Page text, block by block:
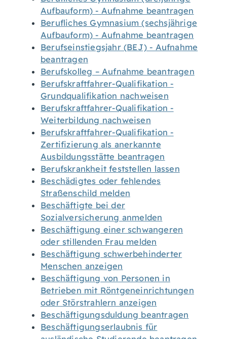
Aufbauform) - Aufnahme beantragen
Berufliches Gymnasium (sechsjährige
Aufbauform) - Aufnahme beantragen
Berufseinstiegsjahr (BEJ) - Aufnahme
beantragen
Berufskolleg – Aufnahme beantragen
Berufskraftfahrer-Qualifikation -
Grundqualifikation nachweisen
Berufskraftfahrer-Qualifikation -
Weiterbildung nachweisen
Berufskraftfahrer-Qualifikation -
Zertifizierung als anerkannte
Ausbildungsstätte beantragen
Berufskrankheit feststellen lassen
Beschädigtes oder fehlendes
Straßenschild melden
Beschäftigte bei der
Sozialversicherung anmelden
Beschäftigung einer schwangeren
oder stillenden Frau melden
Beschäftigung schwerbehinderter
Menschen anzeigen
Beschäftigung von Personen in
Betrieben mit Röntgeneinrichtungen
oder Störstrahlern anzeigen
Beschäftigungsduldung beantragen
Beschäftigungserlaubnis für